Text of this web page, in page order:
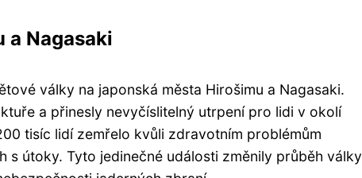
a Nagasaki
války na japonská města Hirošimu a Nagasaki.
a přinesly nevyčíslitelný utrpení pro lidi v okolí
tisíc lidí zemřelo kvůli zdravotním problémům
útoky. Tyto jedinečné události změnily průběh války